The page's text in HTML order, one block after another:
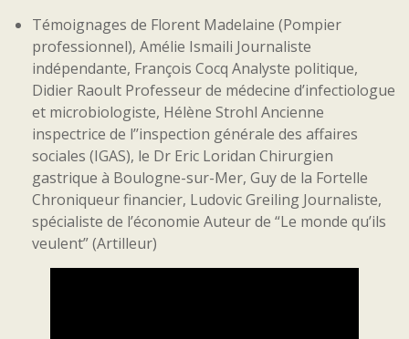
Témoignages de Florent Madelaine (Pompier
professionnel), Amélie Ismaili Journaliste
indépendante, François Cocq Analyste politique,
Didier Raoult Professeur de médecine d’infectiologue
et microbiologiste, Hélène Strohl Ancienne
inspectrice de l’’inspection générale des affaires
sociales (IGAS), le Dr Eric Loridan Chirurgien
gastrique à Boulogne-sur-Mer, Guy de la Fortelle
Chroniqueur financier, Ludovic Greiling Journaliste,
spécialiste de l’économie Auteur de “Le monde qu’ils
veulent” (Artilleur)